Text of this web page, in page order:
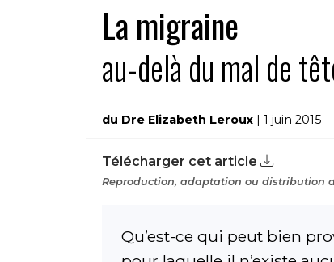
La migraine
au-delà du mal de
du Dre Elizabeth Leroux | 1 juin 2015
Télécharger cet article
Reproduction, adaptation ou distribution
Qu’est-ce qui peut bien